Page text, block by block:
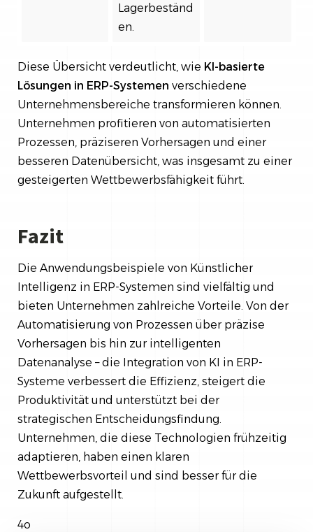
Lagerbeständ
en.
Diese Übersicht verdeutlicht, wie KI-basierte
Lösungen in ERP-Systemen verschiedene
Unternehmensbereiche transformieren können.
Unternehmen profitieren von automatisierten
Prozessen, präziseren Vorhersagen und einer
besseren Datenübersicht, was insgesamt zu einer
gesteigerten Wettbewerbsfähigkeit führt.
Fazit
Die Anwendungsbeispiele von Künstlicher
Intelligenz in ERP-Systemen sind vielfältig und
bieten Unternehmen zahlreiche Vorteile. Von der
Automatisierung von Prozessen über präzise
Vorhersagen bis hin zur intelligenten
Datenanalyse – die Integration von KI in ERP-
Systeme verbessert die Effizienz, steigert die
Produktivität und unterstützt bei der
strategischen Entscheidungsfindung.
Unternehmen, die diese Technologien frühzeitig
adaptieren, haben einen klaren
Wettbewerbsvorteil und sind besser für die
Zukunft aufgestellt.
4o